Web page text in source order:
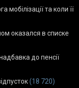
та коли її
оказался в списке
до пенсії
(18 720)